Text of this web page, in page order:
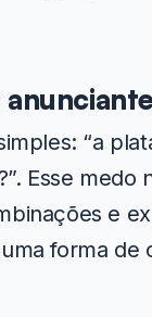
“a
Esse medo
e
forma de